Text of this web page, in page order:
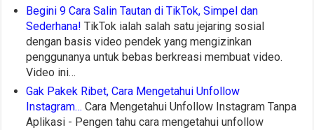
Begini 9 Cara Salin Tautan di TikTok, Simpel dan
Sederhana! TikTok ialah salah satu jejaring sosial
dengan basis video pendek yang mengizinkan
penggunanya untuk bebas berkreasi membuat video.
Video ini…
Gak Pakek Ribet, Cara Mengetahui Unfollow
Instagram… Cara Mengetahui Unfollow Instagram Tanpa
Aplikasi - Pengen tahu cara mengetahui unfollow